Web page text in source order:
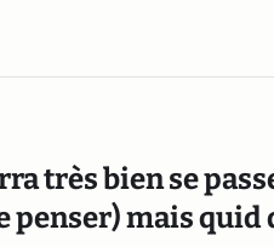
très bien se
penser) mais quid